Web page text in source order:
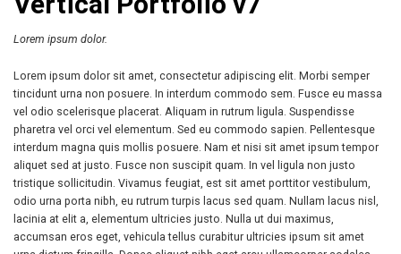
Lorem ipsum dolor.
Lorem ipsum dolor sit amet, consectetur adipiscing elit. Morbi semper
tincidunt urna non posuere. In interdum commodo sem. Fusce eu massa
vel odio scelerisque placerat. Aliquam in rutrum ligula. Suspendisse
pharetra vel orci vel elementum. Sed eu commodo sapien. Pellentesque
interdum magna quis mollis posuere. Nam et nisi sit amet ipsum tempor
aliquet sed at justo. Fusce non suscipit quam. In vel ligula non justo
tristique sollicitudin. Vivamus feugiat, est sit amet porttitor vestibulum,
odio urna porta nibh, eu rutrum turpis lacus sed quam. Nullam lacus nisl,
lacinia at elit a, elementum ultricies justo. Nulla ut dui maximus,
accumsan eros eget, vehicula tellus curabitur ultricies ipsum sit amet